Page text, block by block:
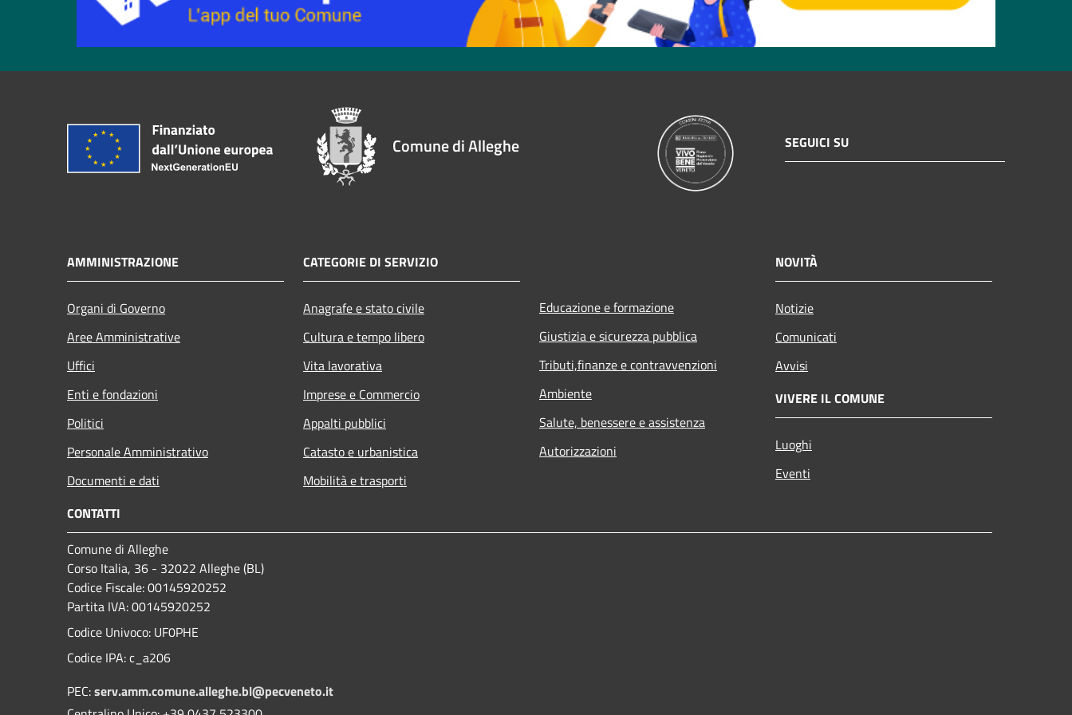
Comune di Alleghe SEGUICI SU
AMMINISTRAZIONE
Organi di Governo
Aree Amministrative
Uffici
Enti e fondazioni
Politici
Personale Amministrativo
Documenti e dati
CATEGORIE DI SERVIZIO
Anagrafe e stato civile
Cultura e tempo libero
Vita lavorativa
Imprese e Commercio
Appalti pubblici
Catasto e urbanistica
Mobilità e trasporti
Educazione e formazione
Giustizia e sicurezza pubblica
Tributi,finanze e contravvenzioni
Ambiente
Salute, benessere e assistenza
Autorizzazioni
NOVITÀ
Notizie
Comunicati
Avvisi
VIVERE IL COMUNE
Luoghi
Eventi
CONTATTI
Comune di Alleghe
Corso Italia, 36 - 32022 Alleghe (BL)
Codice Fiscale: 00145920252
Partita IVA: 00145920252
Codice Univoco: UF0PHE
Codice IPA: c_a206
PEC:serv.amm.comune.alleghe.bl@pecveneto.it